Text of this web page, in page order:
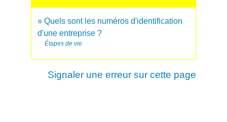
Quels sont les numéros d'identification
d'une entreprise ?
Étapes de vie
Signaler une erreur sur cette page